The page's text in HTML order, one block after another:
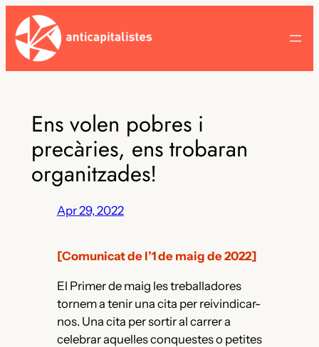
Skip
to
content
Ens volen pobres i
precàries, ens trobaran
organitzades!
Apr 29, 2022
[Comunicat de l’1 de maig de 2022]
El Primer de maig les treballadores
tornem a tenir una cita per reivindicar-
nos. Una cita per sortir al carrer a
celebrar aquelles conquestes o petites